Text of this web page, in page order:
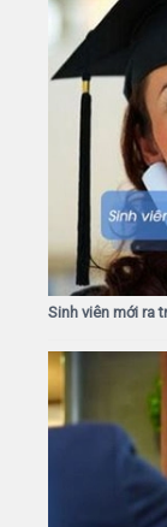
Sinh viên mới ra